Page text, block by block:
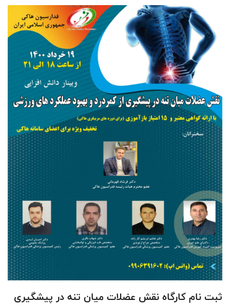
ثبت نام کارگاه نقش عضلات میان تنه در پیشگیری